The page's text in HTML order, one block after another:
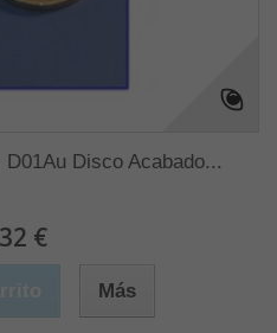
D01Au Disco Acabado...
€
Más